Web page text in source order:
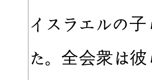
イスラエルの
た。全会衆は彼